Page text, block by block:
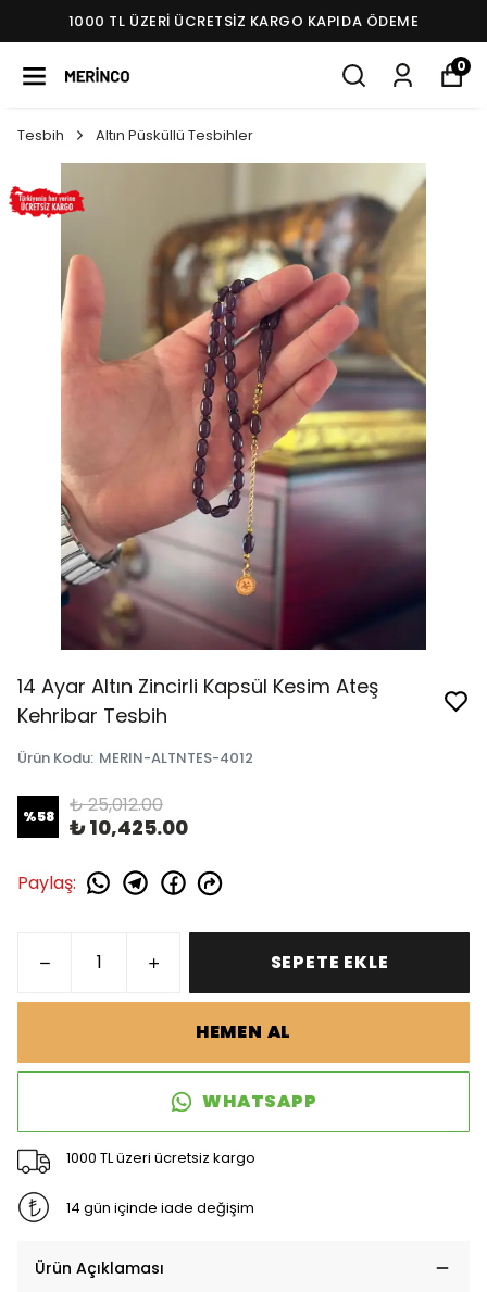
1000 TL ÜZERI ÜCRETSIZ KARGO KAPIDA ÖDEME
0
Tesbih Altın Püsküllü Tesbihler
14 Ayar Altın Zincirli Kapsül Kesim Ateş
Kehribar Tesbih
Ürün Kodu: MERIN-ALTNTES-4012
%58 ₺ 25,012.00
₺ 10,425.00
Paylaş:
SEPETE EKLE
HEMEN AL
WHATSAPP
1000 TL üzeri ücretsiz kargo
14 gün içinde iade değişim
Ürün Açıklaması